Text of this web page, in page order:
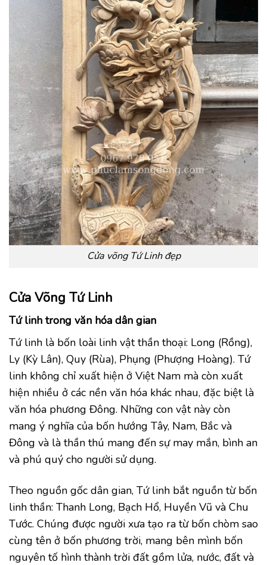
Cửa võng Tứ Linh đẹp
Cửa Võng Tứ Linh
Tứ linh trong văn hóa dân gian
Tứ linh là bốn loài linh vật thần thoại: Long (Rồng),
Ly (Kỳ Lân), Quy (Rùa), Phụng (Phượng Hoàng). Tứ
linh không chỉ xuất hiện ở Việt Nam mà còn xuất
hiện nhiều ở các nền văn hóa khác nhau, đặc biệt là
văn hóa phương Đông. Những con vật này còn
mang ý nghĩa của bốn hướng Tây, Nam, Bắc và
Đông và là thần thú mang đến sự may mắn, bình an
và phú quý cho người sử dụng.
Theo nguồn gốc dân gian, Tứ linh bắt nguồn từ bốn
linh thần: Thanh Long, Bạch Hổ, Huyền Vũ và Chu
Tước. Chúng được người xưa tạo ra từ bốn chòm sao
cùng tên ở bốn phương trời, mang bên mình bốn
nguyên tố hình thành trời đất gồm lửa, nước, đất và